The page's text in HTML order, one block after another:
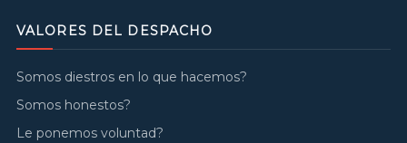
VALORES DEL DESPACHO
Somos diestros en lo que hacemos?
Somos honestos?
Le ponemos voluntad?